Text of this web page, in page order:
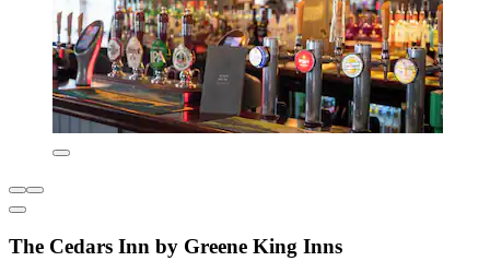
The Cedars Inn by Greene King Inns